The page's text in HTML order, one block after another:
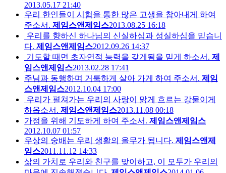
2013.05.17 21:40
우리 한인들이 시험을 통한 많은 고생을 참아내게 하여
주소서. 제임스앤제임스2013.08.25 16:18
우리를 향하신 하나님의 신실하심과 성실하심을 믿습니
다. 제임스앤제임스2012.09.26 14:37
기도할 때면 초자연적 능력을 갖게됨을 믿게 하소서. 제
임스앤제임스2013.02.28 17:41
주님과 동행하며 거룩하게 살아 가게 하여 주소서. 제임
스앤제임스2012.10.04 17:00
우리가 펼쳐가는 우리의 사랑이 맑게 흐르는 강물이게
하옵소서. 제임스앤제임스2013.11.08 00:18
가정을 위해 기도하게 하여 주소서. 제임스앤제임스
2012.10.07 01:57
우상의 숭배는 우리 생활의 올무가 됩니다. 제임스앤제
임스2011.11.12 14:33
삶의 가치로 우리와 친구를 맞이하고, 이 모두가 우리의